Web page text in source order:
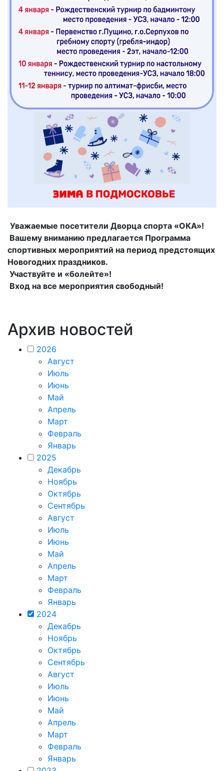
Уважаемые посетители Дворца спорта «ОКА»!
Вашему вниманию предлагается Программа
спортивных мероприятий на период предстоящих
Новогодних праздников.
Участвуйте и «болейте»!
Вход на все мероприятия свободный!
Архив новостей
2026
Август
Июль
Июнь
Май
Апрель
Март
Февраль
Январь
2025
Декабрь
Ноябрь
Октябрь
Сентябрь
Август
Июль
Июнь
Май
Апрель
Март
Февраль
Январь
2024
Декабрь
Ноябрь
Октябрь
Сентябрь
Август
Июль
Июнь
Май
Апрель
Март
Февраль
Январь